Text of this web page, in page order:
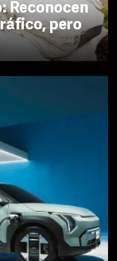
Reconocen
pero